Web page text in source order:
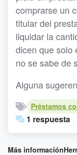
comprarse un
titular del
liquidar la
dicen que solo
no se sabe de
Alguna
Préstamos
1 respuesta
Más información